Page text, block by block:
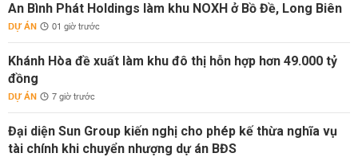
An Bình Phát Holdings làm khu NOXH ở Bồ Đề, Long Biên
DỰ ÁN 01 giờ trước
Khánh Hòa đề xuất làm khu đô thị hỗn hợp hơn 49.000 tỷ
đồng
DỰ ÁN 7 giờ trước
Đại diện Sun Group kiến nghị cho phép kế thừa nghĩa vụ
tài chính khi chuyển nhượng dự án BĐS